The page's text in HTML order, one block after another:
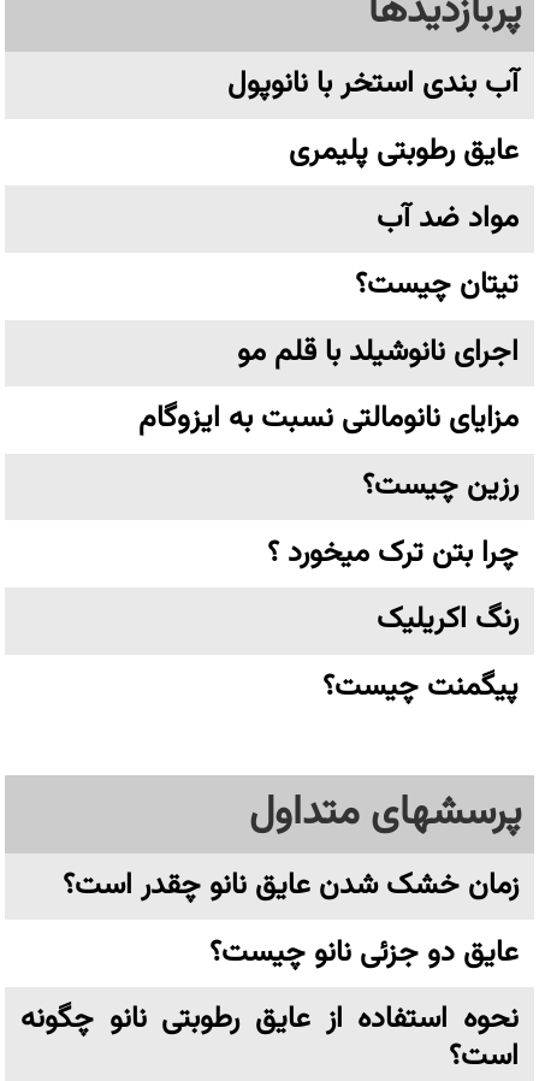
آب بندی استخر با نانوپول
عایق رطوبتی پلیمری
مواد ضد آب
تیتان چیست؟
اجرای نانوشیلد با قلم مو
مزایای نانومالتی نسبت به ایزوگام
رزین چیست؟
چرا بتن ترک میخورد ؟
رنگ اکریلیک
پیگمنت چیست؟
پرسشهای متداول
زمان خشک شدن عایق نانو چقدر است؟
عایق دو جزئی نانو چیست؟
نحوه استفاده از عایق رطوبتی نانو چگونه
است؟